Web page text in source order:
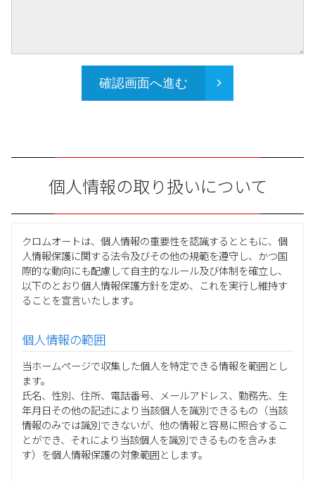
確認画面へ進む
個人情報の取り扱いについて
クロムオートは、個人情報の重要性を認識するとともに、個
人情報保護に関する法令及びその他の規範を遵守し、かつ国
際的な動向にも配慮して自主的なルール及び体制を確立し、
以下のとおり個人情報保護方針を定め、これを実行し維持す
ることを宣言いたします。
個人情報の範囲
当ホームページで収集した個人を特定できる情報を範囲とし
ます。
氏名、性別、住所、電話番号、メールアドレス、勤務先、生
年月日その他の記述により当該個人を識別できるもの（当該
情報のみでは識別できないが、他の情報と容易に照合するこ
とができ、それにより当該個人を識別できるものを含みま
す）を個人情報保護の対象範囲とします。